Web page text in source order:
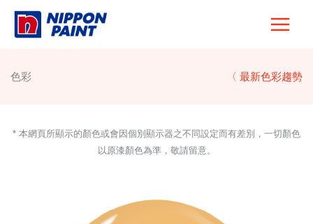
Skip
色彩 〈 最新色彩趨勢
* 本網頁所顯示的顏色或會因個別顯示器之不同設定而有差別，一切顏色
以原漆顏色為準，敬請留意。